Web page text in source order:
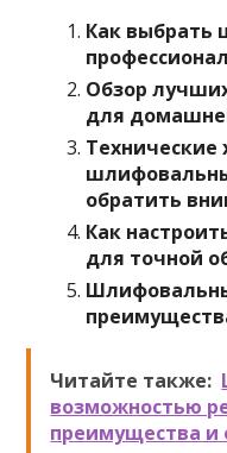
Как выбрать
Обзор
для
Технические
обратить
Как
для точной
Читайте также:
возможностью
преимущества и